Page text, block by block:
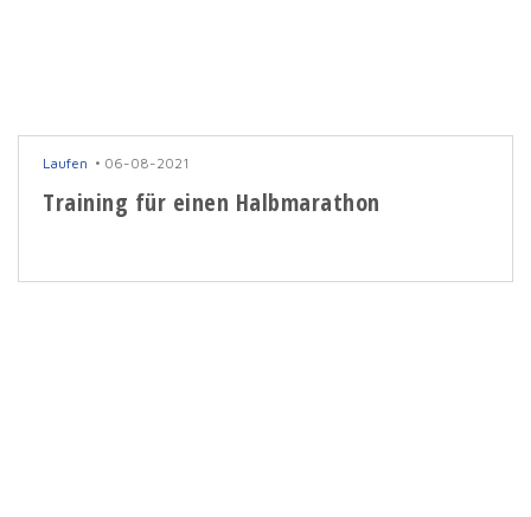
Laufen 06-08-2021
Training für einen Halbmarathon